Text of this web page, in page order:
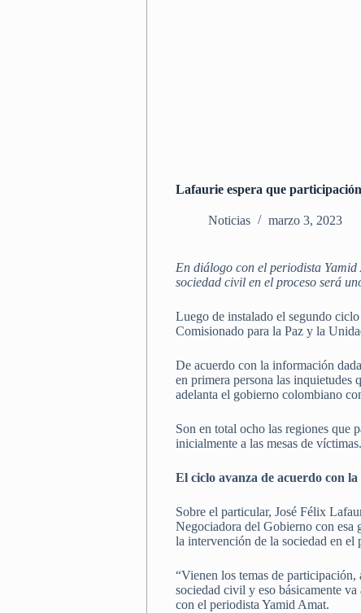
Lafaurie espera que
Noticias marzo 3, 2023
En diálogo con el periodista
sociedad civil en el proceso será
Luego de instalado el segundo
Comisionado para la Paz y la
De acuerdo con la información
en primera persona las inquietudes
adelanta el gobierno colombiano
Son en total ocho las regiones que
inicialmente a las mesas de víctimas.
El ciclo avanza de acuerdo con la
Sobre el particular, José Félix
Negociadora del Gobierno con esa
la intervención de la sociedad en el
“Vienen los temas de
sociedad civil y eso básicamente
con el periodista Yamid Amat.